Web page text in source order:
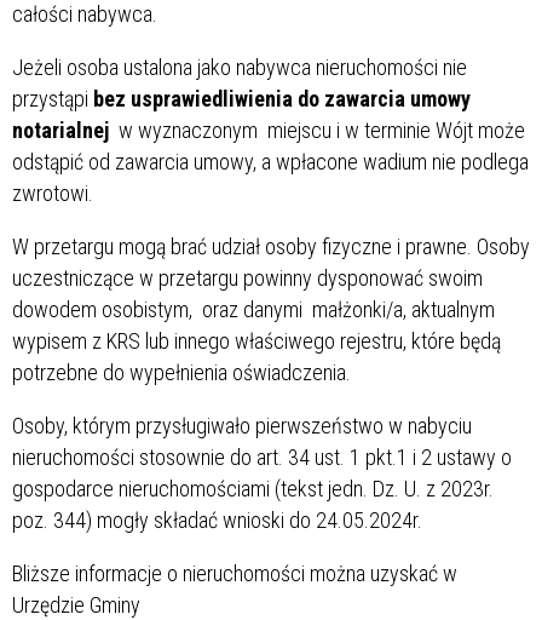
całości nabywca.
Jeżeli osoba ustalona jako nabywca nieruchomości nie
przystąpi bez usprawiedliwienia do zawarcia umowy
notarialnej w wyznaczonym miejscu i w terminie Wójt może
odstąpić od zawarcia umowy, a wpłacone wadium nie podlega
zwrotowi.
W przetargu mogą brać udział osoby fizyczne i prawne. Osoby
uczestniczące w przetargu powinny dysponować swoim
dowodem osobistym, oraz danymi małżonki/a, aktualnym
wypisem z KRS lub innego właściwego rejestru, które będą
potrzebne do wypełnienia oświadczenia.
Osoby, którym przysługiwało pierwszeństwo w nabyciu
nieruchomości stosownie do art. 34 ust. 1 pkt.1 i 2 ustawy o
gospodarce nieruchomościami (tekst jedn. Dz. U. z 2023r.
poz. 344) mogły składać wnioski do 24.05.2024r.
Bliższe informacje o nieruchomości można uzyskać w
Urzędzie Gminy